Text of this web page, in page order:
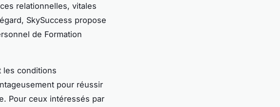
relationnelles, vitales
SkySuccess propose
de Formation
les conditions
pour réussir
Pour ceux intéressés par